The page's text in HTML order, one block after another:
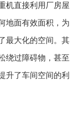
机直接利用厂房屋
地面有效面积，为
最大化的空间。其
绕过障碍物，甚至
升了车间空间的利